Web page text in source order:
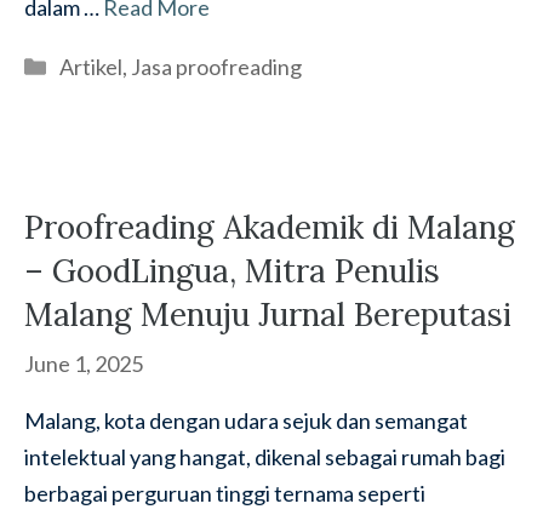
dalam … Read More
Categories
Artikel, Jasa proofreading
Proofreading Akademik di Malang
– GoodLingua, Mitra Penulis
Malang Menuju Jurnal Bereputasi
June 1, 2025
Malang, kota dengan udara sejuk dan semangat
intelektual yang hangat, dikenal sebagai rumah bagi
berbagai perguruan tinggi ternama seperti